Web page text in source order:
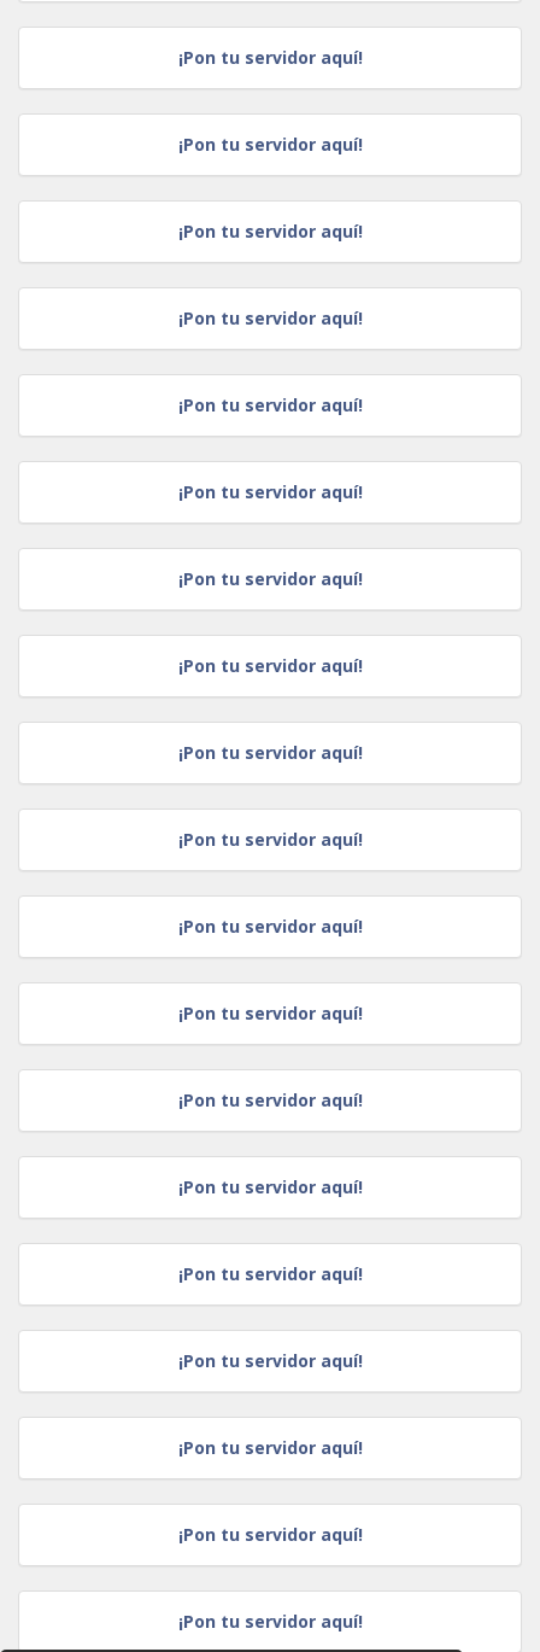
¡Pon tu servidor aquí!
¡Pon tu servidor aquí!
¡Pon tu servidor aquí!
¡Pon tu servidor aquí!
¡Pon tu servidor aquí!
¡Pon tu servidor aquí!
¡Pon tu servidor aquí!
¡Pon tu servidor aquí!
¡Pon tu servidor aquí!
¡Pon tu servidor aquí!
¡Pon tu servidor aquí!
¡Pon tu servidor aquí!
¡Pon tu servidor aquí!
¡Pon tu servidor aquí!
¡Pon tu servidor aquí!
¡Pon tu servidor aquí!
¡Pon tu servidor aquí!
¡Pon tu servidor aquí!
¡Pon tu servidor aquí!